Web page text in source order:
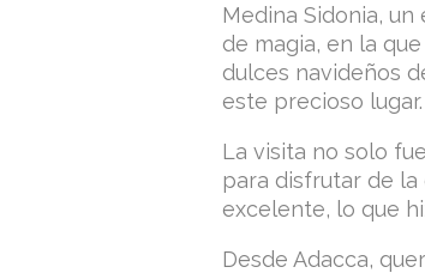
Medina Sidonia,
de magia, en la
dulces navideños
este precioso lugar.
La visita no solo
para disfrutar de la
excelente, lo que
Desde Adacca,